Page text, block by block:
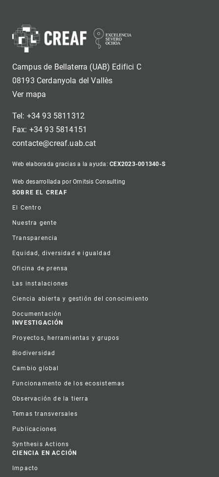
Campus de Bellaterra (UAB) Edifici C
08193 Cerdanyola del Vallès
Ver mapa
Tel: +34 93 5811312
Fax: +34 93 5814151
contacte@creaf.uab.cat
Web elaborada gracias a la ayuda:CEX2023-001340-S
Web desarrollada por Omitsis Consulting
Footer
SOBRE EL CREAF
El Centro
Nuestra gente
Transparencia
Equidad, diversidad e igualdad
Oficina de prensa
Las instalaciones
Ciencia abierta y gestión del conocimiento
Documentación
INVESTIGACIÓN
Proyectos, herramientas y grupos
Biodiversidad
Cambio global
Funcionamento de los ecosistemas
Observación de la tierra
Temas transversales
Publicaciones
Synthesis Actions
CIENCIA EN ACCIÓN
Impacto